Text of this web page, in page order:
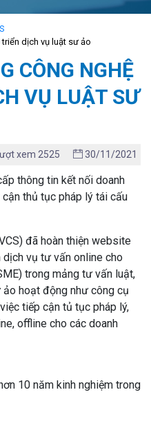
dịch vụ luật sư ảo
CÔNG NGHỆ
VỤ LUẬT SƯ
xem 2525 30/11/2021
thông tin kết nối doanh
thủ tục pháp lý tái cấu
đã hoàn thiện website
dịch vụ tư vấn online cho
trong mảng tư vấn luật,
hoạt động như công cụ
tiếp cận tủ tục pháp lý,
offline cho các doanh
10 năm kinh nghiệm trong